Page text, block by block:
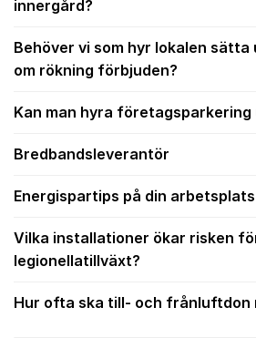
innergård?
Behöver vi som hyr lokalen sätta
om rökning förbjuden?
Kan man hyra företagsparkering
Bredbandsleverantör
Energispartips på din arbetsplats
Vilka installationer ökar risken
legionellatillväxt?
Hur ofta ska till- och frånluftdon